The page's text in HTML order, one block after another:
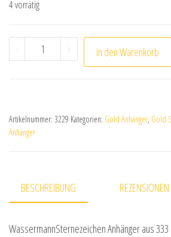
4 vorrätig
- Wassermann Sternezeichen
+ In den Warenkorb
Artikelnummer: 3229 Kategorien: Gold Anhänger, Gold
Anhänger
BESCHREIBUNG
WassermannSternezeichen Anhänger aus